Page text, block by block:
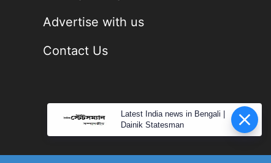
Advertise with us
Contact Us
Latest India news in Bengali |
Dainik Statesman